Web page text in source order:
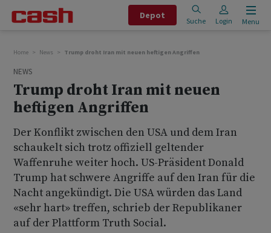
Depot
Suche Login Menu
Home News Trump droht Iran mit neuen heftigen Angriffen
NEWS
Trump droht Iran mit neuen
heftigen Angriffen
Der Konflikt zwischen den USA und dem Iran
schaukelt sich trotz offiziell geltender
Waffenruhe weiter hoch. US-Präsident Donald
Trump hat schwere Angriffe auf den Iran für die
Nacht angekündigt. Die USA würden das Land
«sehr hart» treffen, schrieb der Republikaner
auf der Plattform Truth Social.